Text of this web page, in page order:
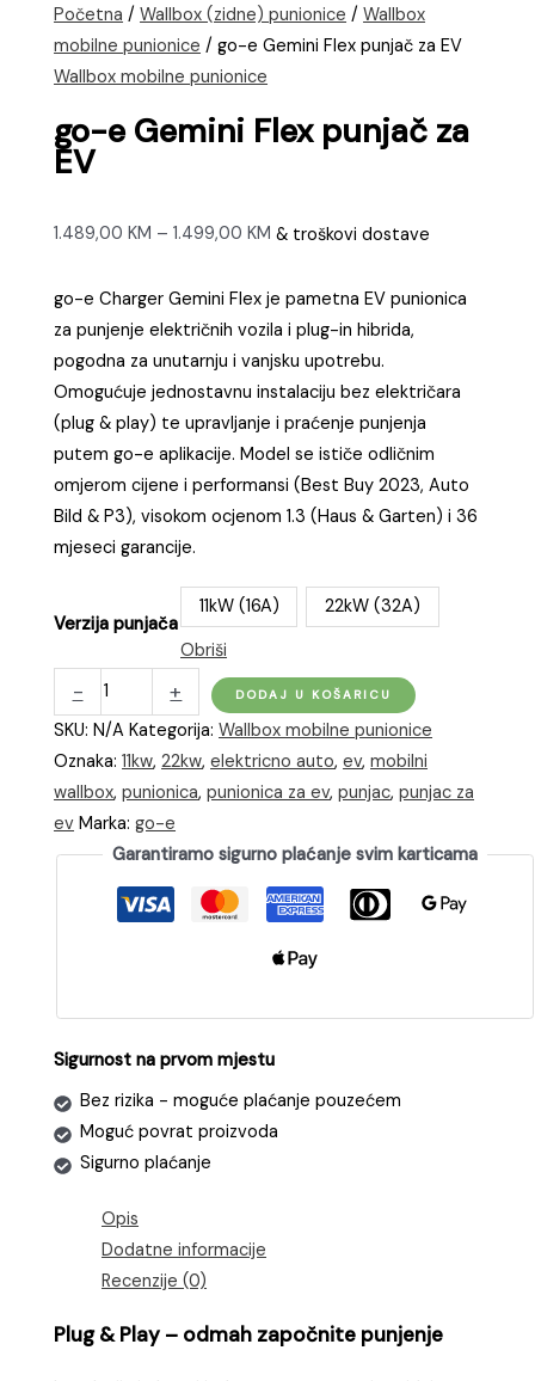
Početna /Wallbox (zidne) punionice /Wallbox
mobilne punionice / go-e Gemini Flex punjač za EV
Wallbox mobilne punionice
go-e Gemini Flex punjač za
EV
1.489,00KM – 1.499,00KM Raspon
od
1.489,00 KM
do
1.499,00 KM
& troškovi dostave
go-e Charger Gemini Flex je pametna EV punionica
za punjenje električnih vozila i plug-in hibrida,
pogodna za unutarnju i vanjsku upotrebu.
Omogućuje jednostavnu instalaciju bez električara
(plug & play) te upravljanje i praćenje punjenja
putem go-e aplikacije. Model se ističe odličnim
omjerom cijene i performansi (Best Buy 2023, Auto
Bild & P3), visokom ocjenom 1.3 (Haus & Garten) i 36
mjeseci garancije.
Verzija punjača
11kW (16A)
22kW (32A)
Obriši
-
e
Gemini
Flex
punjač
za
+ DODAJ U KOŠARICU
SKU:N/A Kategorija:Wallbox mobilne punionice
Oznaka:11kw,22kw,elektricno auto,ev,mobilni
wallbox,punionica,punionica za ev,punjac,punjac za
ev Marka:go-e
Garantiramo sigurno plaćanje svim karticama
Sigurnost na prvom mjestu
Bez rizika - moguće plaćanje pouzećem
Moguć povrat proizvoda
Sigurno plaćanje
Opis
Dodatne informacije
Recenzije (0)
Plug & Play – odmah započnite punjenje